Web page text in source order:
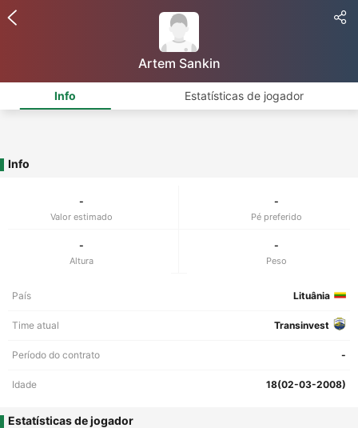
Artem Sankin
Info Estatísticas de jogador
Info
-
Valor estimado
-
Pé preferido
-
Altura
-
Peso
País Lituânia
Time atual Transinvest
Período do contrato -
Idade 18(02-03-2008)
Estatísticas de jogador